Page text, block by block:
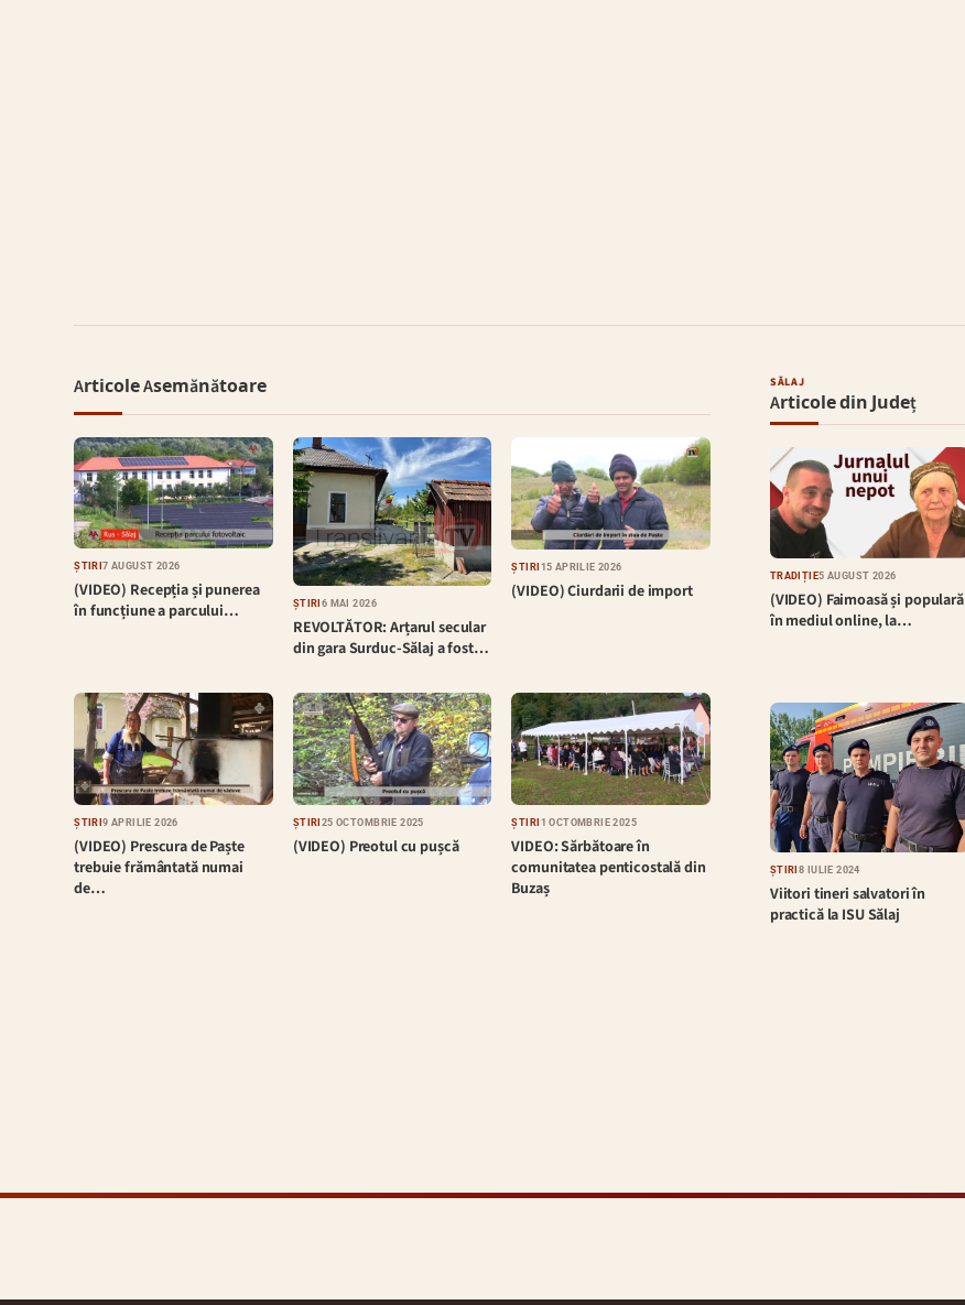
Articole Asemănătoare
ȘTIRI7 AUGUST 2026
(VIDEO) Recepția și punerea
în funcțiune a parcului…
ȘTIRI 6 MAI 2026
REVOLTĂTOR: Arțarul secular
din gara Surduc-Sălaj a fost…
ȘTIRI 15 APRILIE 2026
(VIDEO) Ciurdarii de import
ȘTIRI9 APRILIE 2026
(VIDEO) Prescura de Paște
trebuie frământată numai
de…
ȘTIRI 25 OCTOMBRIE 2025
(VIDEO) Preotul cu pușcă
ȘTIRI 1 OCTOMBRIE 2025
VIDEO: Sărbătoare în
comunitatea penticostală din
Buzaș
SĂLAJ
Articole din Județ
TRADIȚIE5 AUGUST 2026
(VIDEO) Faimoasă și populară
în mediul online, la…
ȘTIRI 8 IULIE 2024
Viitori tineri salvatori în
practică la ISU Sălaj